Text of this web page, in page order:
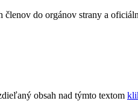
členov do orgánov strany a
obsah nad týmto textom